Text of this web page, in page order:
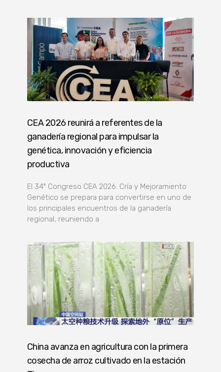
CEA 2026 reunirá a referentes de la
ganadería regional para impulsar la
genética, innovación y eficiencia
productiva
El 34º Congreso CEA 2026: Cría y Mejoramiento
Genético se prepara para convertirse en uno de
los principales encuentros de la ganadería
regional, reuniendo a
China avanza en agricultura con la primera
cosecha de arroz cultivado en la estación